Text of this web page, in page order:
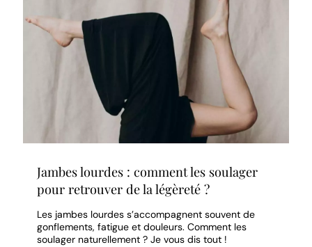
Jambes lourdes : comment les soulager
pour retrouver de la légèreté ?
Les jambes lourdes s’accompagnent souvent de
gonflements, fatigue et douleurs. Comment les
soulager naturellement ? Je vous dis tout !